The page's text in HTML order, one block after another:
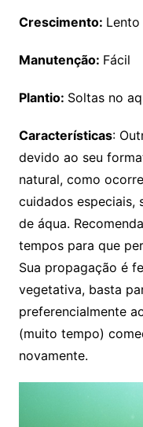
Crescimento: Lento
Manutenção: Fácil
Plantio: Soltas no
Características:
devido ao seu
natural, como
cuidados especiais,
de áqua.
tempos para que
Sua propagação é
vegetativa, basta
preferencialmente
(muito tempo)
novamente.